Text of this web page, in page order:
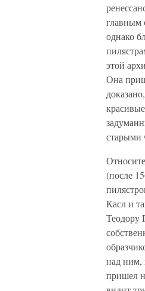
главным
однако
этой
Она
старыми
(после
Касл и
Теодору
над ним,
пришел